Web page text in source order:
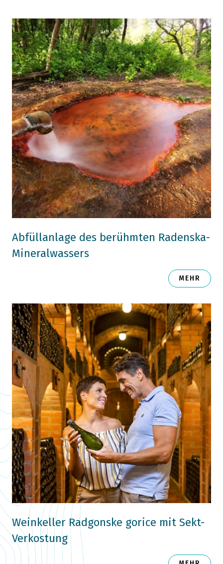
Abfüllanlage des berühmten Radenska-
Mineralwassers
MEHR
Weinkeller Radgonske gorice mit Sekt-
Verkostung